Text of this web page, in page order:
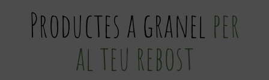
Productes a granel per
al teu rebost